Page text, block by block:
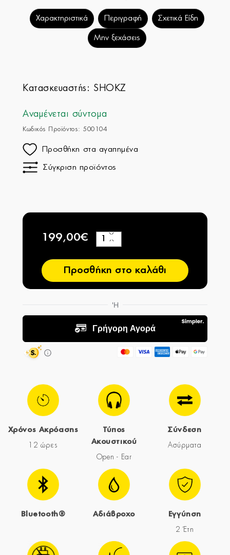
Χαρακτηριστικά Περιγραφή Σχετικά Είδη
Μην ξεχάσεις
Κατασκευαστής: SHOKZ
Αναμένεται σύντομα
Κωδικός Προϊόντος: 500104
Προσθήκη στα αγαπημένα
Σύγκριση προϊόντος
199,00€
−
+
Προσθήκη στο καλάθι
Χρόνος Ακρόασης
12 ώρες
Τύπος
Ακουστικού
Open - Ear
Σύνδεση
Ασύρματα
Bluetooth® Αδιάβροχο Εγγύηση
2 Έτη